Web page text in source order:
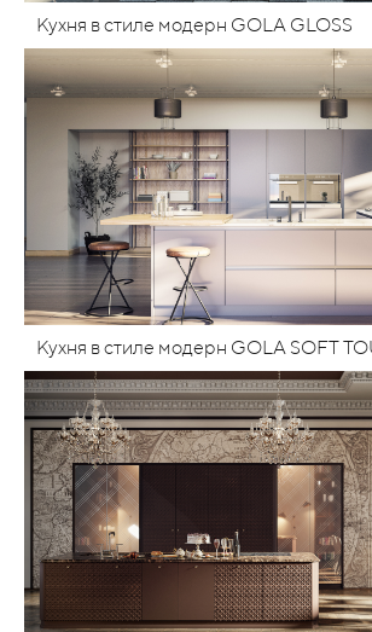
Кухня в стиле модерн GOLA GLOSS
Кухня в стиле модерн GOLA SOFT